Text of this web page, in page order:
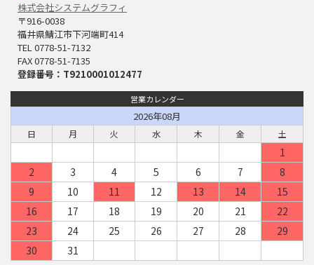
株式会社システムグラフィ
〒916-0038
福井県鯖江市下河端町414
TEL 0778-51-7132
FAX 0778-51-7135
登録番号：T9210001012477
営業カレンダー
2026年08月
日 月 火 水 木 金 土
1
2
3 4 5 6 7
8
9
10 11 12 13 14
15
16
17 18 19 20 21
22
23
24 25 26 27 28
29
30
31